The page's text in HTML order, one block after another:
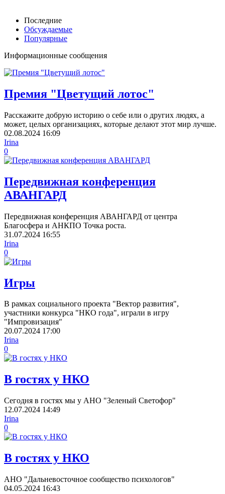
Последние
Обсуждаемые
Популярные
Информационные сообщения
Премия "Цветущий лотос"
Расскажите добрую историю о себе или о других людях, а
может, целых организациях, которые делают этот мир лучше.
02.08.2024 16:09
Irina
0
Передвижная конференция
АВАНГАРД
Передвижная конференция АВАНГАРД от центра
Благосфера и АНКПО Точка роста.
31.07.2024 16:55
Irina
0
Игры
В рамках социального проекта "Вектор развития",
участники конкурса "НКО года", играли в игру
"Импровизация"
20.07.2024 17:00
Irina
0
В гостях у НКО
Сегодня в гостях мы у АНО "Зеленый Светофор"
12.07.2024 14:49
Irina
0
В гостях у НКО
АНО "Дальневосточное сообщество психологов"
04.05.2024 16:43